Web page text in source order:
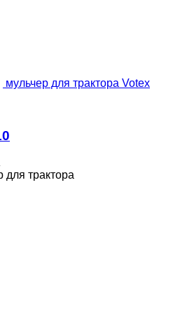
мульчер для трактора Votex
для трактора